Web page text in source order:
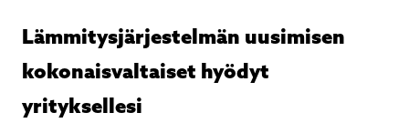
Lämmitysjärjestelmän uusimisen
kokonaisvaltaiset hyödyt
yrityksellesi